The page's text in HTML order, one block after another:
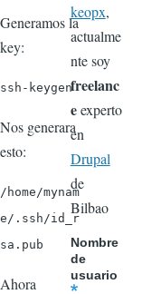
Generamos la
key:
ssh-keygen
Nos generara
esto:
/home/mynam
e/.ssh/id_r
sa.pub
Ahora
keopx,
actualme
nte soy
freelanc
eexperto
en
Drupal
de
Bilbao
Nombre
de
usuario